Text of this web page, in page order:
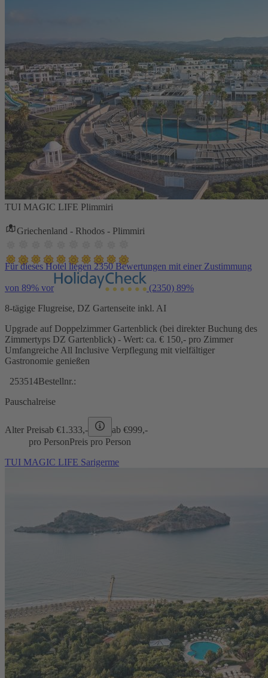
TUI MAGIC LIFE Plimmiri
Griechenland - Rhodos - Plimmiri
Für dieses Hotel liegen 2350 Bewertungen mit einer Zustimmung
von 89% vor (2350) 89%
8-tägige Flugreise, DZ Gartenseite inkl. AI
Upgrade auf Doppelzimmer Gartenblick (bei direkter Buchung des
Zimmertyps DZ Gartenblick) - Wert: ca. € 150,- pro Zimmer
Umfangreiche All Inclusive Verpflegung mit vielfältiger
Gastronomie genießen
253514Bestellnr.:
Pauschalreise
Alter Preisab €1.333,- ab €999,-
pro PersonPreis pro Person
TUI MAGIC LIFE Sarigerme